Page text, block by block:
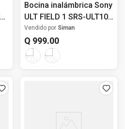
Bocina inalámbrica Sony
ULT FIELD 1 SRS-ULT10
portátil IP67
Vendido por Siman
Q 999.00